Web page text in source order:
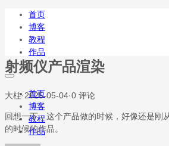
首页
博客
教程
作品
首页
博客
教程
作品
射频仪产品渲染
大柱·2025-05-04·0 评论
回想一下，这个产品做的时候，好像还是刚
的时候的作品。